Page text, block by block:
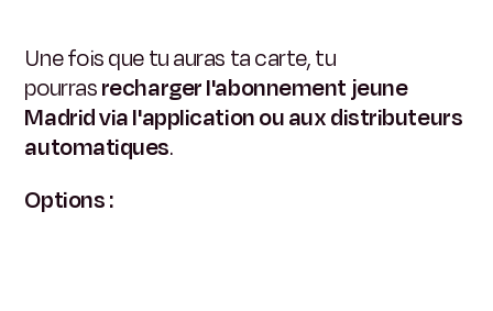
Une fois que tu auras ta carte, tu
pourrasrecharger l'abonnement jeune
Madrid via l'application ou aux distributeurs
automatiques.
Options :